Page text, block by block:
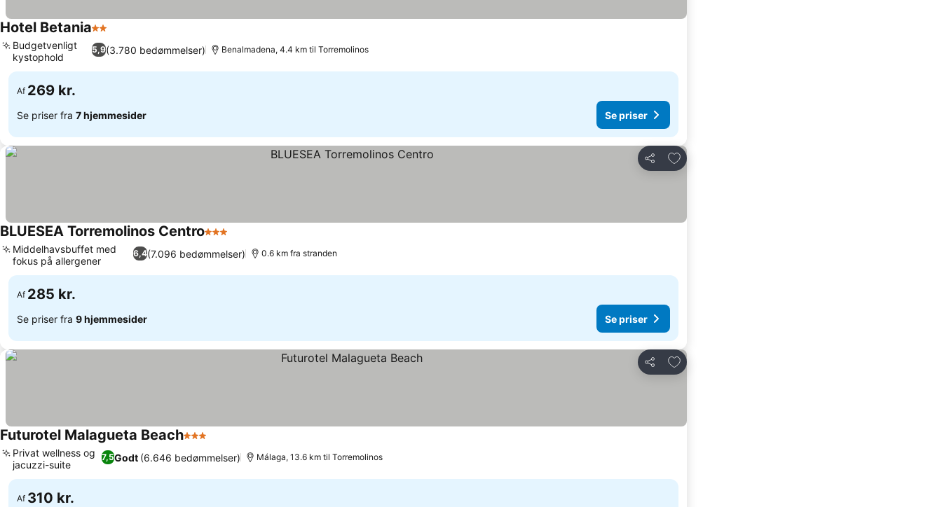
Hotel Betania2 Stjerner
5,9(3.780 bedømmelser)
Budgetvenligt
kystophold
Benalmadena, 4.4 km til Torremolinos
Af 269 kr.
Se priser fra 7 hjemmesider Se priser
Del
Føj til favoritter
BLUESEA Torremolinos Centro3 Stjerner
6,4(7.096 bedømmelser)
Middelhavsbuffet med
fokus på allergener
0.6 km fra stranden
Af 285 kr.
Se priser fra 9 hjemmesider Se priser
Del
Føj til favoritter
Futurotel Malagueta Beach3 Stjerner
7,5Godt (6.646 bedømmelser)
Privat wellness og
jacuzzi-suite
Málaga, 13.6 km til Torremolinos
Af 310 kr.